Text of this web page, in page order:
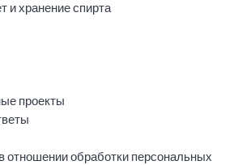
и хранение спирта
проекты
обработки персональных